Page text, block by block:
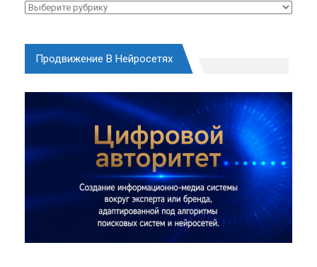
Рубрики
Продвижение В Нейросетях